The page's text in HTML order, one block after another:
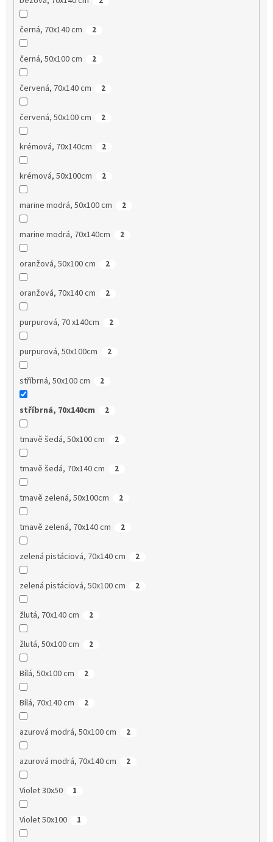
černá, 70x140 cm 2
černá, 50x100 cm 2
červená, 70x140 cm 2
červená, 50x100 cm 2
krémová, 70x140cm 2
krémová, 50x100cm 2
marine modrá, 50x100 cm 2
marine modrá, 70x140cm 2
oranžová, 50x100 cm 2
oranžová, 70x140 cm 2
purpurová, 70 x140cm 2
purpurová, 50x100cm 2
stříbrná, 50x100 cm 2
stříbrná, 70x140cm 2
tmavě šedá, 50x100 cm 2
tmavě šedá, 70x140 cm 2
tmavě zelená, 50x100cm 2
tmavě zelená, 70x140 cm 2
zelená pistáciová, 70x140 cm 2
zelená pistáciová, 50x100 cm 2
žlutá, 70x140 cm 2
žlutá, 50x100 cm 2
Bílá, 50x100 cm 2
Bílá, 70x140 cm 2
azurová modrá, 50x100 cm 2
azurová modrá, 70x140 cm 2
Violet 30x50 1
Violet 50x100 1